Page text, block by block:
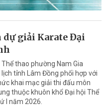
dự giải Karate Đại
thao phường Nam Gia
lịch tỉnh Lâm Đồng phối hợp với
khai mạc giải thi đấu môn
thuộc khuôn khổ Đại hội Thể
I năm 2026.